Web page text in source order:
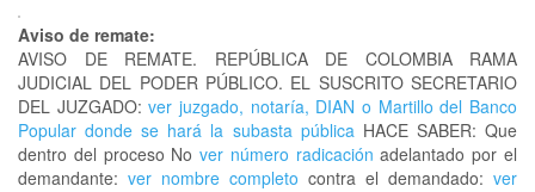
Aviso de remate:
AVISO DE REMATE. REPÚBLICA DE COLOMBIA RAMA
JUDICIAL DEL PODER PÚBLICO. EL SUSCRITO SECRETARIO
DEL JUZGADO: ver juzgado, notaría, DIAN o Martillo del Banco
Popular donde se hará la subasta públicaHACE SABER: Que
dentro del proceso Nover número radicación adelantado por el
demandante: ver nombre completo contra el demandado: ver